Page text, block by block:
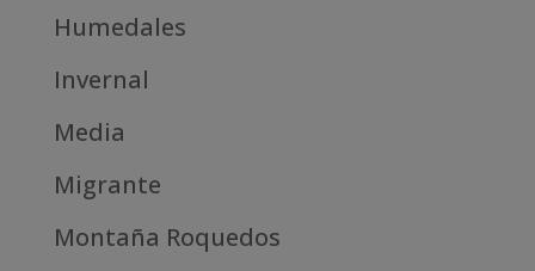
Humedales
Invernal
Media
Migrante
Montaña Roquedos